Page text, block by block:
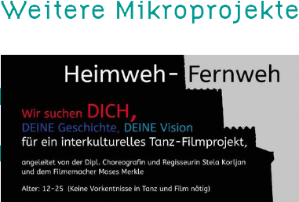
Weitere Mikroprojekte